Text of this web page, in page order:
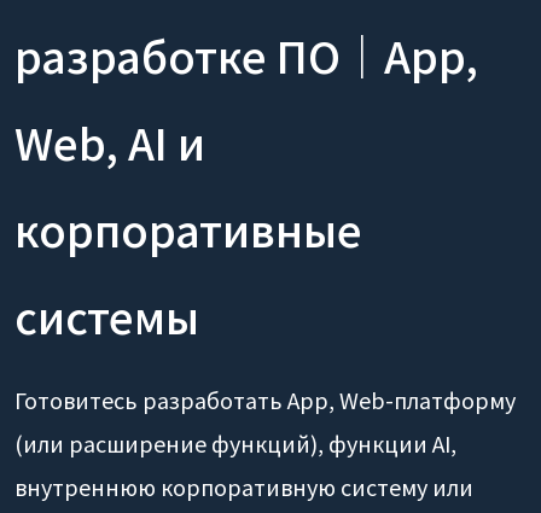
разработке ПО｜App,
Web, AI и
корпоративные
системы
Готовитесь разработать App, Web-платформу
(или расширение функций), функции AI,
внутреннюю корпоративную систему или